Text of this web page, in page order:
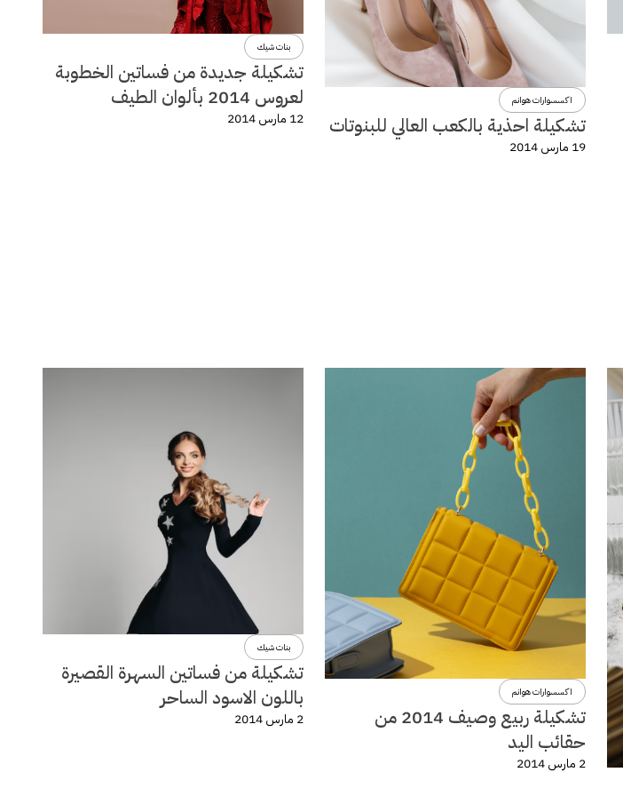
اكسسوارات هوانم
تشكيلة احذية بالكعب العالي للبنوتات
19 مارس 2014
بنات شيك
تشكيلة جديدة من فساتين الخطوبة
لعروس 2014 بألوان الطيف
12 مارس 2014
اكسسوارات هوانم
تشكيلة ربيع وصيف 2014 من
حقائب اليد
2 مارس 2014
بنات شيك
تشكيلة من فساتين السهرة القصيرة
باللون الاسود الساحر
2 مارس 2014